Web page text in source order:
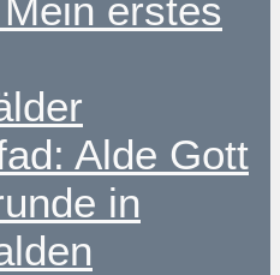
erstes
Alde Gott
in